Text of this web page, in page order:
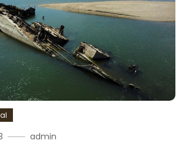
admin